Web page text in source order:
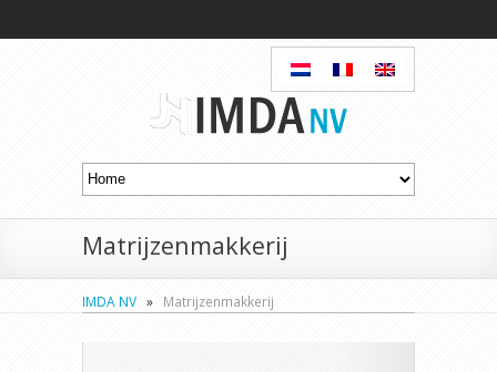
Matrijzenmakkerij
IMDA NV » Matrijzenmakkerij